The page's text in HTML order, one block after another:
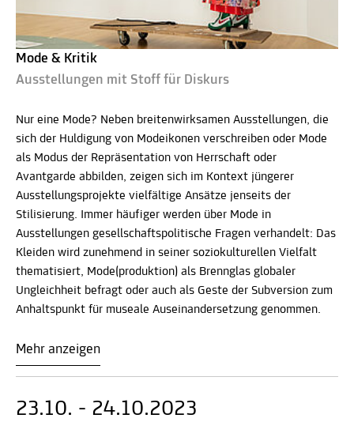
Mode & Kritik
Ausstellungen mit Stoff für Diskurs
Nur eine Mode? Neben breitenwirksamen Ausstellungen, die
sich der Huldigung von Modeikonen verschreiben oder Mode
als Modus der Repräsentation von Herrschaft oder
Avantgarde abbilden, zeigen sich im Kontext jüngerer
Ausstellungsprojekte vielfältige Ansätze jenseits der
Stilisierung. Immer häufiger werden über Mode in
Ausstellungen gesellschaftspolitische Fragen verhandelt: Das
Kleiden wird zunehmend in seiner soziokulturellen Vielfalt
thematisiert, Mode(produktion) als Brennglas globaler
Ungleichheit befragt oder auch als Geste der Subversion zum
Anhaltspunkt für museale Auseinandersetzung genommen.
Mehr anzeigen
23.10. - 24.10.2023